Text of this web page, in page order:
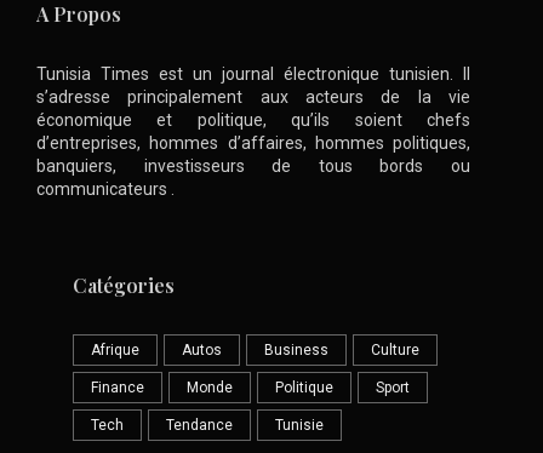
A Propos
Tunisia Times est un journal électronique tunisien. Il
s’adresse principalement aux acteurs de la vie
économique et politique, qu’ils soient chefs
d’entreprises, hommes d’affaires, hommes politiques,
banquiers, investisseurs de tous bords ou
communicateurs .
Catégories
Afrique Autos Business Culture
Finance Monde Politique Sport
Tech Tendance Tunisie